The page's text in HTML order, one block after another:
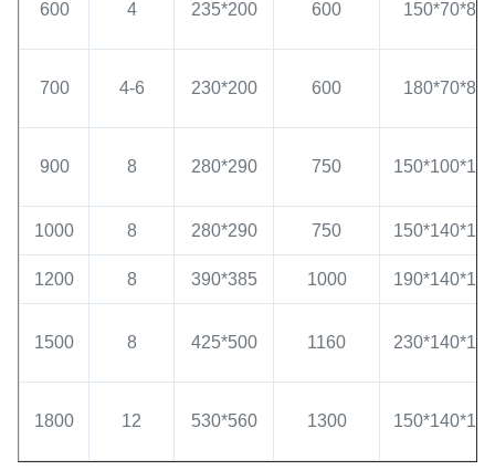
600 4 235*200 600 150*70*8
700 4-6 230*200 600 180*70*8
900 8 280*290 750 150*100*10
1000 8 280*290 750 150*140*10
1200 8 390*385 1000 190*140*12
1500 8 425*500 1160 230*140*14
1800 12 530*560 1300 150*140*14